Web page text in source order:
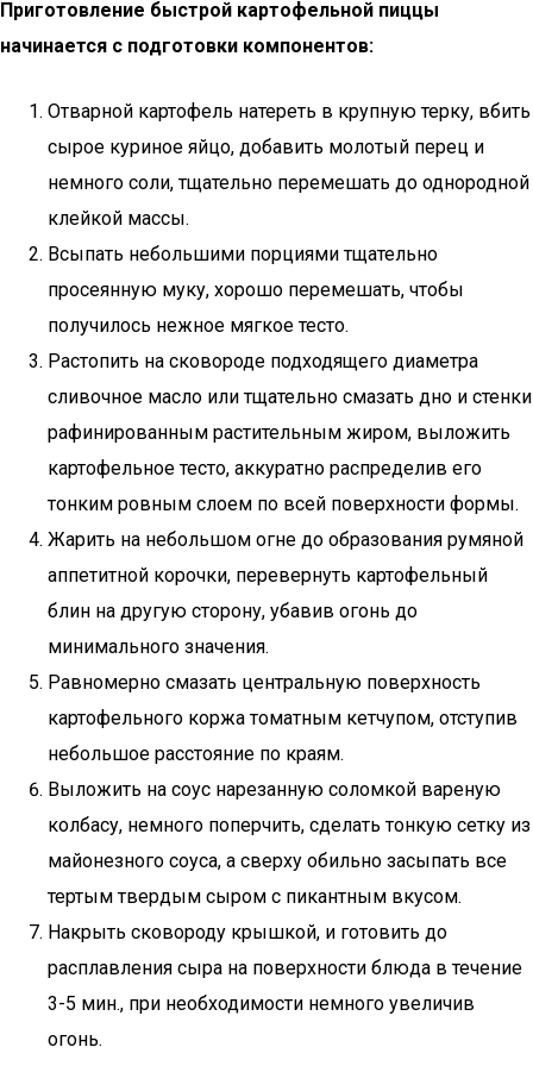
Приготовление быстрой картофельной пиццы
начинается с подготовки компонентов:
Отварной картофель натереть в крупную терку, вбить
сырое куриное яйцо, добавить молотый перец и
немного соли, тщательно перемешать до однородной
клейкой массы.
Всыпать небольшими порциями тщательно
просеянную муку, хорошо перемешать, чтобы
получилось нежное мягкое тесто.
Растопить на сковороде подходящего диаметра
сливочное масло или тщательно смазать дно и стенки
рафинированным растительным жиром, выложить
картофельное тесто, аккуратно распределив его
тонким ровным слоем по всей поверхности формы.
Жарить на небольшом огне до образования румяной
аппетитной корочки, перевернуть картофельный
блин на другую сторону, убавив огонь до
минимального значения.
Равномерно смазать центральную поверхность
картофельного коржа томатным кетчупом, отступив
небольшое расстояние по краям.
Выложить на соус нарезанную соломкой вареную
колбасу, немного поперчить, сделать тонкую сетку из
майонезного соуса, а сверху обильно засыпать все
тертым твердым сыром с пикантным вкусом.
Накрыть сковороду крышкой, и готовить до
расплавления сыра на поверхности блюда в течение
3-5 мин., при необходимости немного увеличив
огонь.